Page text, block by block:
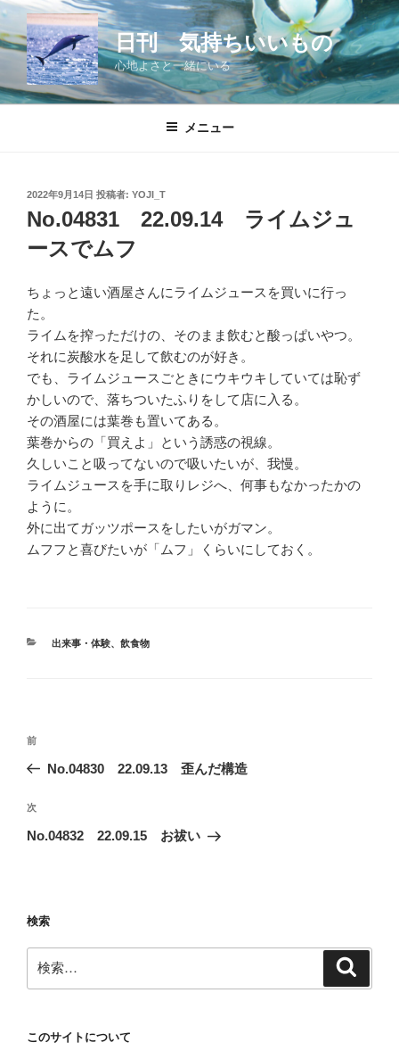
コ
ン
テ
ツ
日刊 気持ちいいもの
心地よさと一緒にいる
メニュー
投
稿
日:
2022年9月14日 投稿者: YOJI_T
No.04831 22.09.14 ライムジュ
ースでムフ
ちょっと遠い酒屋さんにライムジュースを買いに行っ
た。
ライムを搾っただけの、そのまま飲むと酸っぱいやつ。
それに炭酸水を足して飲むのが好き。
でも、ライムジュースごときにウキウキしていては恥ず
かしいので、落ちついたふりをして店に入る。
その酒屋には葉巻も置いてある。
葉巻からの「買えよ」という誘惑の視線。
久しいこと吸ってないので吸いたいが、我慢。
ライムジュースを手に取りレジへ、何事もなかったかの
ように。
外に出てガッツポースをしたいがガマン。
ムフフと喜びたいが「ムフ」くらいにしておく。
カ
出来事・体験、 飲食物
投
ビ
ゲ
ン
前
の
稿
前
No.04830 22.09.13 歪んだ構造
次
の
次
No.04832 22.09.15 お祓い
検索
索:
このサイトについて